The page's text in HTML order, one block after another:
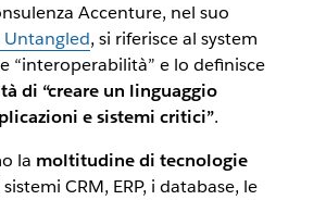
Accenture, nel suo
Untangled, si riferisce al system
“interoperabilità” e lo definisce
di “creare un linguaggio
e sistemi critici”.
la moltitudine di tecnologie
CRM, ERP, i database, le